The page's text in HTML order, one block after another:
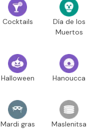
Cocktails
Día de los
Muertos
Halloween Hanoucca
Mardi gras Maslenitsa